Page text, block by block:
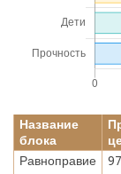
Название
блока
Равноправие 97